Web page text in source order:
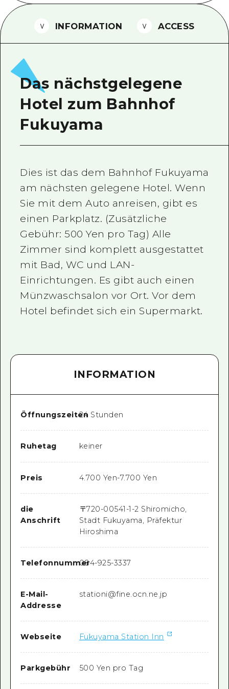
Foto-Download
Transportinformationen bei
INFORMATION ACCESS
Das nächstgelegene
Hotel zum Bahnhof
Fukuyama
Dies ist das dem Bahnhof Fukuyama
am nächsten gelegene Hotel. Wenn
Sie mit dem Auto anreisen, gibt es
einen Parkplatz. (Zusätzliche
Gebühr: 500 Yen pro Tag) Alle
Zimmer sind komplett ausgestattet
mit Bad, WC und LAN-
Einrichtungen. Es gibt auch einen
Münzwaschsalon vor Ort. Vor dem
Hotel befindet sich ein Supermarkt.
INFORMATION
Öffnungszeiten24 Stunden
Ruhetag keiner
Preis 4.700 Yen-7.700 Yen
die
Anschrift
〒720-00541-1-2 Shiromicho,
Stadt Fukuyama, Präfektur
Hiroshima
Telefonnummer084-925-3337
E-Mail-
Addresse
stationi@fine.ocn.ne.jp
Webseite Fukuyama Station Inn
Parkgebühr 500 Yen pro Tag